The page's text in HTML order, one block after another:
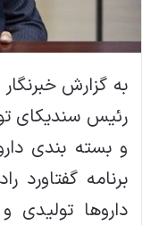
به گزارش خبرنگار
رئیس سندیکای